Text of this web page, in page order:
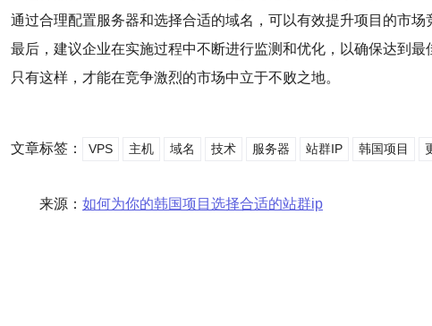
通过合理配置服务器和选择合适的域名，可以有效提升项目的市场
最后，建议企业在实施过程中不断进行监测和优化，以确保达到最
只有这样，才能在竞争激烈的市场中立于不败之地。
文章标签： VPS 主机 域名 技术 服务器 站群IP 韩国项目
来源： 如何为你的韩国项目选择合适的站群ip